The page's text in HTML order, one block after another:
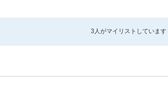
3人がマイリストしています